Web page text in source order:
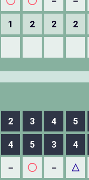
1 2 2 2
2 3 4 5
4 5 3 4
－ ◯ － △